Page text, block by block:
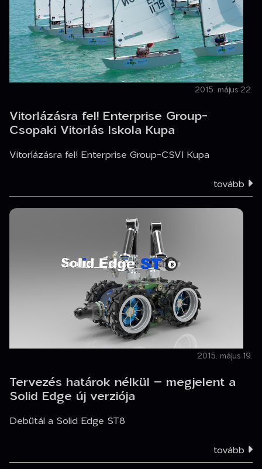
2015. május 22.
Vitorlázásra fel! Enterprise Group-
Csopaki Vitorlás Iskola Kupa
Vitorlázásra fel! Enterprise Group-CSVI Kupa
tovább
2015. május 19.
Tervezés határok nélkül – megjelent a
Solid Edge új verziója
Debütál a Solid Edge ST8
tovább